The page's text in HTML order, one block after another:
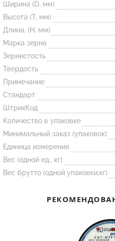
Огнеупорные
изделия
Скачать каталог
Тигель
Муфель
Черпак
Шербер
Трубка
Стержень
Пробка
Лодочка
Ковш разливочный
Ширина (D, мм)
Высота (T, мм)
Длина, (H, мм)
Марка зерна
Зернистость
Твердость
Примечание
Стандарт
ШтрихКод
Количество в упаковке
Минимальный заказ (упаковок)
Единица измерения
Вес (одной ед., кг)
Вес брутто (одной упаковки,кг)